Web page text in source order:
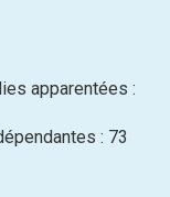
apparentées :
: 73